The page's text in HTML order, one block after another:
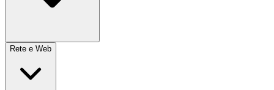
Rete e Web